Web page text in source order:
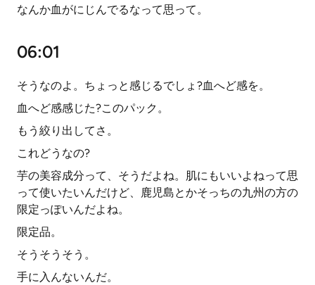
なんか血がにじんでるなって思って。
06:01
そうなのよ。ちょっと感じるでしょ?血へど感を。
血へど感感じた?このパック。
もう絞り出してさ。
これどうなの?
芋の美容成分って、そうだよね。肌にもいいよねって思
って使いたいんだけど、鹿児島とかそっちの九州の方の
限定っぽいんだよね。
限定品。
そうそうそう。
手に入んないんだ。